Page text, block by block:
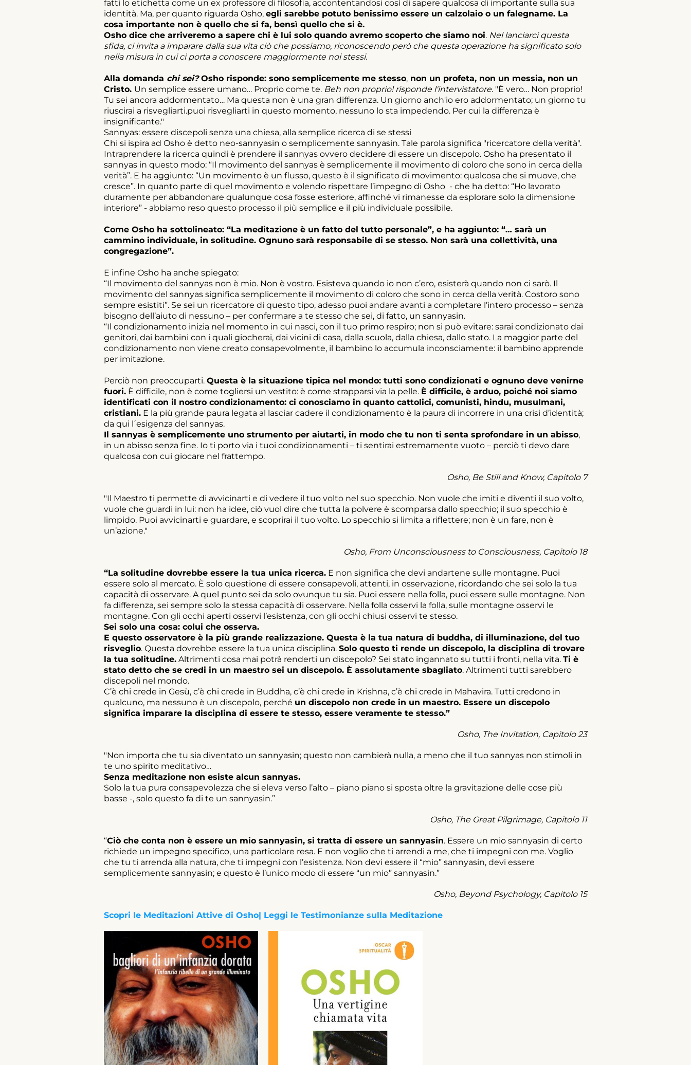
fatti lo etichetta come un ex professore di filosofia, accontentandosi così di sapere qualcosa di importante sulla sua
identità. Ma, per quanto riguarda Osho, egli sarebbe potuto benissimo essere un calzolaio o un falegname. La
cosa importante non è quello che si fa, bensì quello che si è.
Osho dice che arriveremo a sapere chi è lui solo quando avremo scoperto che siamo noi. Nel lanciarci questa
sfida, ci invita a imparare dalla sua vita ciò che possiamo, riconoscendo però che questa operazione ha significato solo
nella misura in cui ci porta a conoscere maggiormente noi stessi.
Alla domanda chi sei?Osho risponde: sono semplicemente me stesso, non un profeta, non un messia, non un
Cristo. Un semplice essere umano… Proprio come te. Beh non proprio! risponde l'intervistatore. "È vero… Non proprio!
Tu sei ancora addormentato… Ma questa non è una gran differenza. Un giorno anch'io ero addormentato; un giorno tu
riuscirai a risvegliarti.puoi risvegliarti in questo momento, nessuno lo sta impedendo. Per cui la differenza è
insignificante."
Sannyas: essere discepoli senza una chiesa, alla semplice ricerca di se stessi
Chi si ispira ad Osho è detto neo-sannyasin o semplicemente sannyasin. Tale parola significa "ricercatore della verità".
Intraprendere la ricerca quindi è prendere il sannyas ovvero decidere di essere un discepolo. Osho ha presentato il
sannyas in questo modo: “Il movimento del sannyas è semplicemente il movimento di coloro che sono in cerca della
verità”. E ha aggiunto: “Un movimento è un flusso, questo è il significato di movimento: qualcosa che si muove, che
cresce”. In quanto parte di quel movimento e volendo rispettare l’impegno di Osho - che ha detto: “Ho lavorato
duramente per abbandonare qualunque cosa fosse esteriore, affinché vi rimanesse da esplorare solo la dimensione
interiore” - abbiamo reso questo processo il più semplice e il più individuale possibile.
Come Osho ha sottolineato: “La meditazione è un fatto del tutto personale”, e ha aggiunto: “… sarà un
cammino individuale, in solitudine. Ognuno sarà responsabile di se stesso. Non sarà una collettività, una
congregazione”.
E infine Osho ha anche spiegato:
“Il movimento del sannyas non è mio. Non è vostro. Esisteva quando io non c’ero, esisterà quando non ci sarò. Il
movimento del sannyas significa semplicemente il movimento di coloro che sono in cerca della verità. Costoro sono
sempre esistiti”. Se sei un ricercatore di questo tipo, adesso puoi andare avanti a completare l’intero processo – senza
bisogno dell’aiuto di nessuno – per confermare a te stesso che sei, di fatto, un sannyasin.
“Il condizionamento inizia nel momento in cui nasci, con il tuo primo respiro; non si può evitare: sarai condizionato dai
genitori, dai bambini con i quali giocherai, dai vicini di casa, dalla scuola, dalla chiesa, dallo stato. La maggior parte del
condizionamento non viene creato consapevolmente, il bambino lo accumula inconsciamente: il bambino apprende
per imitazione.
Perciò non preoccuparti. Questa è la situazione tipica nel mondo: tutti sono condizionati e ognuno deve venirne
fuori. È difficile, non è come togliersi un vestito: è come strapparsi via la pelle. È difficile, è arduo, poiché noi siamo
identificati con il nostro condizionamento: ci conosciamo in quanto cattolici, comunisti, hindu, musulmani,
cristiani. E la più grande paura legata al lasciar cadere il condizionamento è la paura di incorrere in una crisi d’identità;
da qui l΄esigenza del sannyas.
Il sannyas è semplicemente uno strumento per aiutarti, in modo che tu non ti senta sprofondare in un abisso,
in un abisso senza fine. Io ti porto via i tuoi condizionamenti – ti sentirai estremamente vuoto – perciò ti devo dare
qualcosa con cui giocare nel frattempo.
Osho, Be Still and Know, Capitolo 7
"Il Maestro ti permette di avvicinarti e di vedere il tuo volto nel suo specchio. Non vuole che imiti e diventi il suo volto,
vuole che guardi in lui: non ha idee, ciò vuol dire che tutta la polvere è scomparsa dallo specchio; il suo specchio è
limpido. Puoi avvicinarti e guardare, e scoprirai il tuo volto. Lo specchio si limita a riflettere; non è un fare, non è
un’azione."
Osho, From Unconsciousness to Consciousness, Capitolo 18
“La solitudine dovrebbe essere la tua unica ricerca. E non significa che devi andartene sulle montagne. Puoi
essere solo al mercato. È solo questione di essere consapevoli, attenti, in osservazione, ricordando che sei solo la tua
capacità di osservare. A quel punto sei da solo ovunque tu sia. Puoi essere nella folla, puoi essere sulle montagne. Non
fa differenza, sei sempre solo la stessa capacità di osservare. Nella folla osservi la folla, sulle montagne osservi le
montagne. Con gli occhi aperti osservi l’esistenza, con gli occhi chiusi osservi te stesso.
Sei solo una cosa: colui che osserva.
E questo osservatore è la più grande realizzazione. Questa è la tua natura di buddha, di illuminazione, del tuo
risveglio. Questa dovrebbe essere la tua unica disciplina. Solo questo ti rende un discepolo, la disciplina di trovare
la tua solitudine. Altrimenti cosa mai potrà renderti un discepolo? Sei stato ingannato su tutti i fronti, nella vita. Ti è
stato detto che se credi in un maestro sei un discepolo. È assolutamente sbagliato. Altrimenti tutti sarebbero
discepoli nel mondo.
C’è chi crede in Gesù, c’è chi crede in Buddha, c’è chi crede in Krishna, c’è chi crede in Mahavira. Tutti credono in
qualcuno, ma nessuno è un discepolo, perché un discepolo non crede in un maestro. Essere un discepolo
significa imparare la disciplina di essere te stesso, essere veramente te stesso.”
Osho, The Invitation, Capitolo 23
"Non importa che tu sia diventato un sannyasin; questo non cambierà nulla, a meno che il tuo sannyas non stimoli in
te uno spirito meditativo…
Senza meditazione non esiste alcun sannyas.
Solo la tua pura consapevolezza che si eleva verso l’alto – piano piano si sposta oltre la gravitazione delle cose più
basse -, solo questo fa di te un sannyasin.”
Osho, The Great Pilgrimage, Capitolo 11
“Ciò che conta non è essere un mio sannyasin, si tratta di essere un sannyasin. Essere un mio sannyasin di certo
richiede un impegno specifico, una particolare resa. E non voglio che ti arrendi a me, che ti impegni con me. Voglio
che tu ti arrenda alla natura, che ti impegni con l’esistenza. Non devi essere il “mio” sannyasin, devi essere
semplicemente sannyasin; e questo è l’unico modo di essere “un mio” sannyasin.”
Osho, Beyond Psychology, Capitolo 15
Scopri le Meditazioni Attive di Osho| Leggi le Testimonianze sulla Meditazione